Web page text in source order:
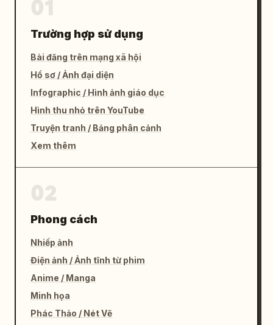
Trường hợp sử dụng
Bài đăng trên mạng xã hội
Hồ sơ / Ảnh đại diện
Infographic / Hình ảnh giáo dục
Hình thu nhỏ trên YouTube
Truyện tranh / Bảng phân cảnh
Xem thêm
Phong cách
Nhiếp ảnh
Điện ảnh / Ảnh tĩnh từ phim
Anime / Manga
Minh họa
Phác Thảo / Nét Vẽ